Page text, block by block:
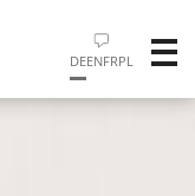
DEENFRPL